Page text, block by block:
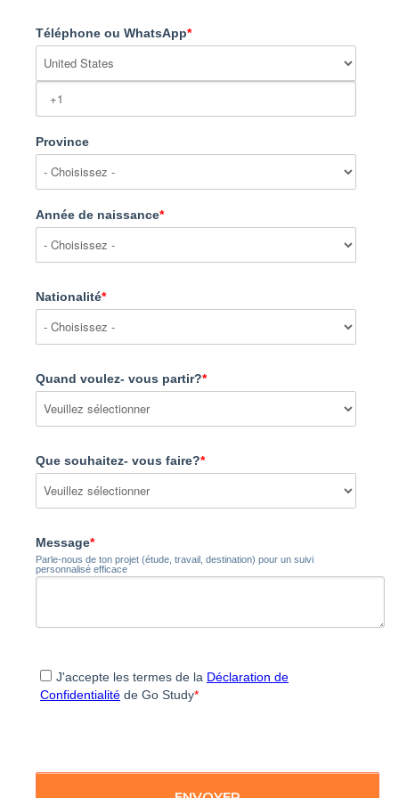
Téléphone ou WhatsApp*
Province
Année de naissance*
Nationalité*
Quand voulez- vous partir?*
Que souhaitez- vous faire?*
Message*
Parle-nous de ton projet (étude, travail, destination) pour un suivi
personnalisé efficace
J'accepte les termes de la Déclaration de
Confidentialité de Go Study*